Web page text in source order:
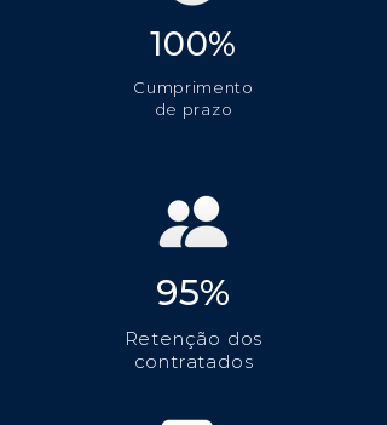
100%
Cumprimento
de prazo
95%
Retenção dos
contratados